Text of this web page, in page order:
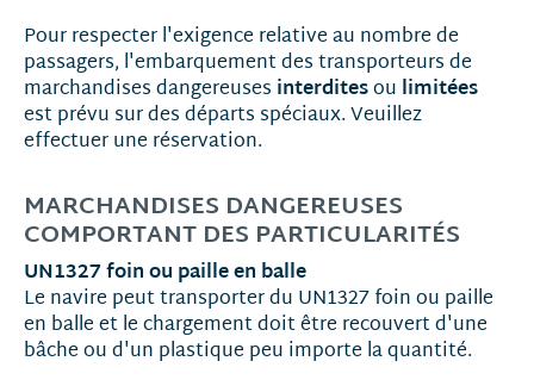
Pour respecter l'exigence relative au nombre de
passagers, l'embarquement des transporteurs de
marchandises dangereuses interditesou limitées
est prévu sur des départs spéciaux. Veuillez
effectuer une réservation.
MARCHANDISES DANGEREUSES
COMPORTANT DES PARTICULARITÉS
UN1327 foin ou paille en balle
Le navire peut transporter du UN1327 foin ou paille
en balle et le chargement doit être recouvert d'une
bâche ou d'un plastique peu importe la quantité.